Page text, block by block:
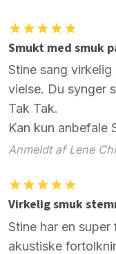
Smukt med smuk
Stine sang
vielse. Du synger
Tak Tak.
Kan kun anbefale
Anmeldt af Lene
Virkelig smuk
Stine har en
akustiske